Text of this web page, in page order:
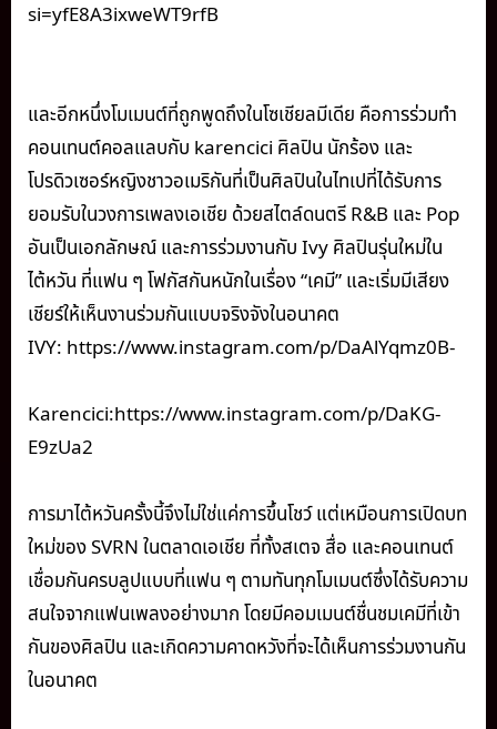
si=yfE8A3ixweWT9rfB
และอีกหนึ่งโมเมนต์ที่ถูกพูดถึงในโซเชียลมีเดีย คือการร่วมทำ
คอนเทนต์คอลแลบกับ karencici ศิลปิน นักร้อง และ
โปรดิวเซอร์หญิงชาวอเมริกันที่เป็นศิลปินในไทเปที่ได้รับการ
ยอมรับในวงการเพลงเอเชีย ด้วยสไตล์ดนตรี R&B และ Pop
อันเป็นเอกลักษณ์ และการร่วมงานกับ Ivy ศิลปินรุ่นใหม่ใน
ไต้หวัน ที่แฟน ๆ โฟกัสกันหนักในเรื่อง “เคมี” และเริ่มมีเสียง
เชียร์ให้เห็นงานร่วมกันแบบจริงจังในอนาคต
IVY: https://www.instagram.com/p/DaAlYqmz0B-
Karencici:https://www.instagram.com/p/DaKG-
E9zUa2
การมาไต้หวันครั้งนี้จึงไม่ใช่แค่การขึ้นโชว์ แต่เหมือนการเปิดบท
ใหม่ของ SVRN ในตลาดเอเชีย ที่ทั้งสเตจ สื่อ และคอนเทนต์
เชื่อมกันครบลูปแบบที่แฟน ๆ ตามทันทุกโมเมนต์ซึ่งได้รับความ
สนใจจากแฟนเพลงอย่างมาก โดยมีคอมเมนต์ชื่นชมเคมีที่เข้า
กันของศิลปิน และเกิดความคาดหวังที่จะได้เห็นการร่วมงานกัน
ในอนาคต